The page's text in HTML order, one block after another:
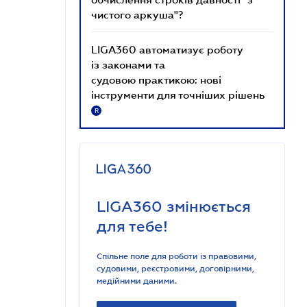
чистого аркуша"?
LIGA360 автоматизує роботу
із законами та
судовою практикою: нові
інструменти для точніших рішень
R
LIGA360 змінюється
для тебе!
Спільне поле для роботи із правовими,
судовими, реєстровими, договірними,
медійними даними.